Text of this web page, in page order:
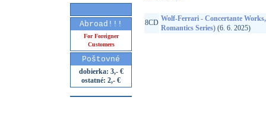
Abroad!!!
For Foreigner
Customers
Poštovné
dobierka: 3,- €
ostatné: 2,- €
8CD Wolf-Ferrari - Concertante
Romantics Series) (6. 6. 2025)